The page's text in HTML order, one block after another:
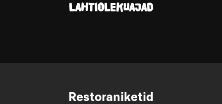
LAHTIOLEKUAJAD
Restoraniketid